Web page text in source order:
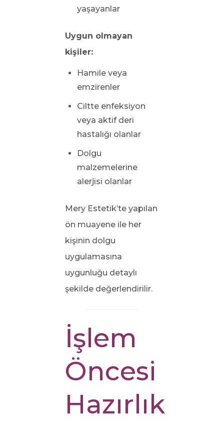
yaşayanlar
Uygun olmayan
kişiler:
Hamile veya
emzirenler
Ciltte enfeksiyon
veya aktif deri
hastalığı olanlar
Dolgu
malzemelerine
alerjisi olanlar
Mery Estetik’te yapılan
ön muayene ile her
kişinin dolgu
uygulamasına
uygunluğu detaylı
şekilde değerlendirilir.
İşlem
Öncesi
Hazırlık